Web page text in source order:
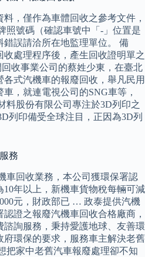
，僅作為車體回收之參考文件，
照號碼（確認車號中「-」位置是
誤請洽所在地監理單位。 備
處理程序後，產生回收證明單之
收事業公司的蔡姓少東，在臺北
式汽機車的報廢回收，舉凡民用
，就連電視公司的SNG車等，
料股份有限公司專注於3D列印之
列印備受全球注目，正因為3D列
務
車回收業務，本公司獲環保署認
年以上，新機車貨物稅每輛可減
元，財政部已 … 政泰提供汽機
證之報廢汽機車回收合格廠商，
詢服務，秉持愛護地球、友善環
環保的要求，服務車主解決老舊
把家中老舊汽車報廢處理卻不知